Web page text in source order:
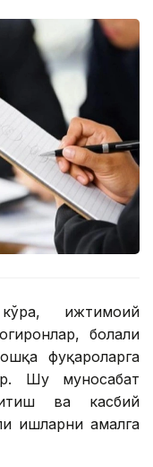
ижтимоий
болали
фуқароларга
Шу муносабат
ва касбий
ишларни амалга